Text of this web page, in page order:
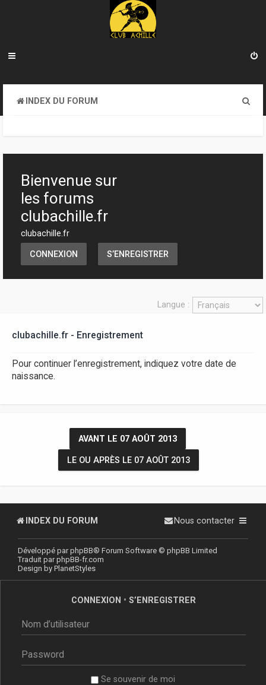
INDEX DU FORUM
h
Bienvenue sur
les forums
clubachille.fr
clubachille.fr
CONNEXION S’ENREGISTRER
Langue :
clubachille.fr - Enregistrement
Pour continuer l’enregistrement, indiquez votre date de
naissance.
AVANT LE 07 AOÛT 2013
LE OU APRÈS LE 07 AOÛT 2013
INDEX DU FORUM Nous contacter
Développé parphpBB® Forum Software © phpBB Limited
Traduit parphpBB-fr.com
Design by PlanetStyles
CONNEXION • S’ENREGISTRER
Se souvenir de moi